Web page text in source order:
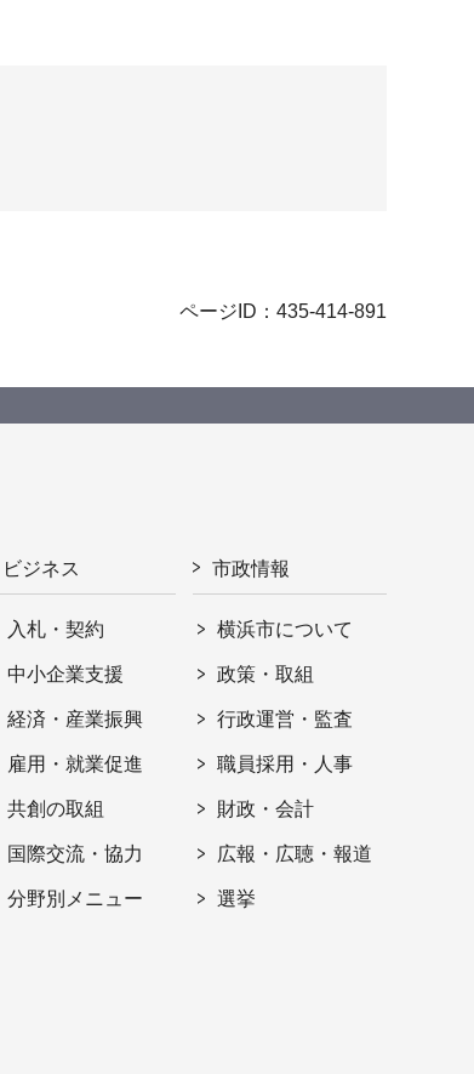
ページID：435-414-891
ビジネス
入札・契約
中小企業支援
経済・産業振興
雇用・就業促進
共創の取組
国際交流・協力
分野別メニュー
市政情報
横浜市について
政策・取組
行政運営・監査
職員採用・人事
財政・会計
広報・広聴・報道
選挙